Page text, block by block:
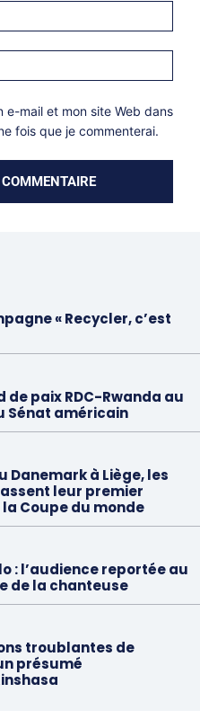
:*
e-mail et mon site Web dans
fois que je commenterai.
« Recycler, c’est
de paix RDC-Rwanda au
Sénat américain
Danemark à Liège, les
leur premier
Coupe du monde
: l’audience reportée au
de la chanteuse
troublantes de
présumé